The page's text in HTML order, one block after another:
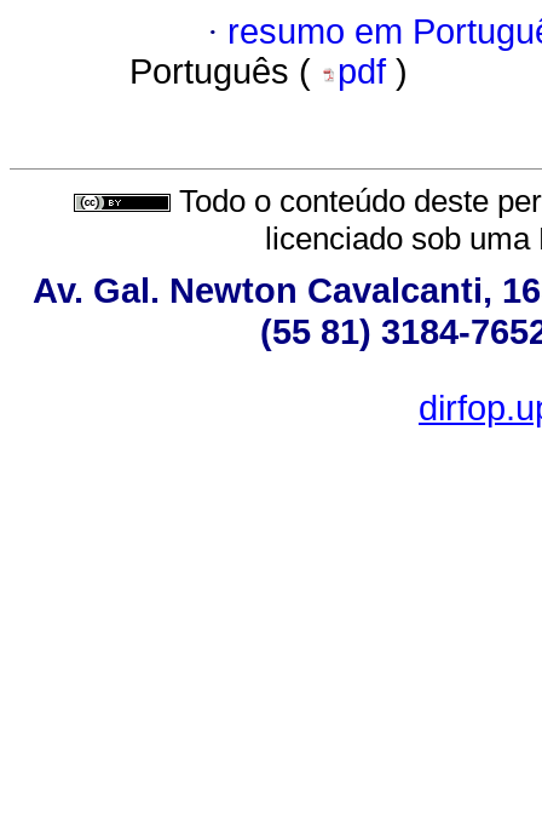
· resumo em
Português (
pdf )
Todo o conteúdo deste
licenciado sob uma
Av. Gal. Newton Cavalcanti,
(55 81) 3184-